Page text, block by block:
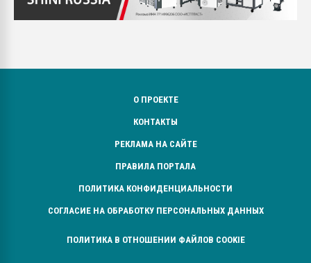
О ПРОЕКТЕ
КОНТАКТЫ
РЕКЛАМА НА САЙТЕ
ПРАВИЛА ПОРТАЛА
ПОЛИТИКА КОНФИДЕНЦИАЛЬНОСТИ
СОГЛАСИЕ НА ОБРАБОТКУ ПЕРСОНАЛЬНЫХ ДАННЫХ
ПОЛИТИКА В ОТНОШЕНИИ ФАЙЛОВ COOKIE